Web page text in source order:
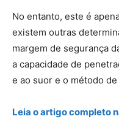
No entanto, este é
existem outras
margem de segurança
a capacidade de
e ao suor e o método de
Leia o artigocompleto